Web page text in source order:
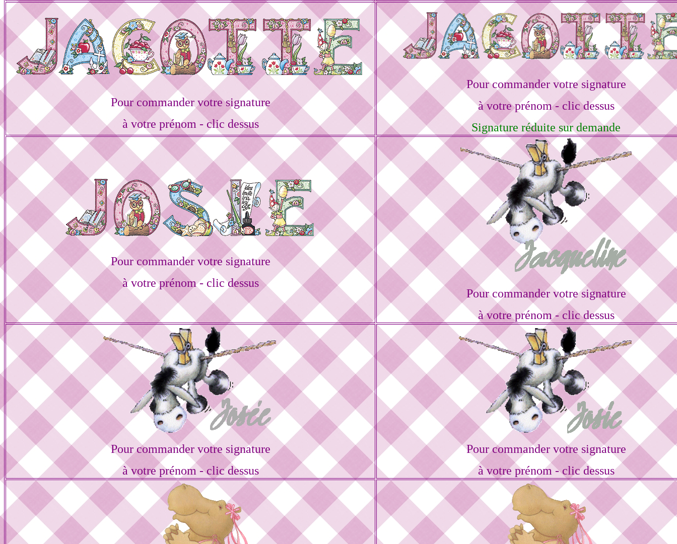
Pour commander votre signature
à votre prénom - clic dessus
Pour commander votre signature
à votre prénom - clic dessus
Signature réduite sur demande
Pour commander votre signature
à votre prénom - clic dessus
Pour commander votre signature
à votre prénom - clic dessus
Pour commander votre signature
à votre prénom - clic dessus
Pour commander votre signature
à votre prénom - clic dessus